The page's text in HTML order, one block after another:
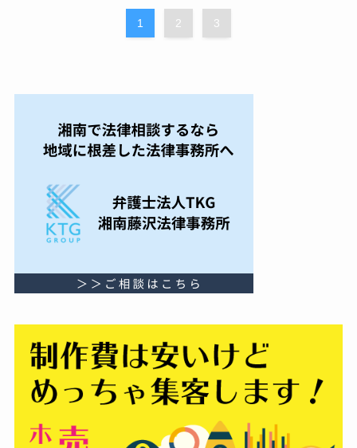
1 2 3